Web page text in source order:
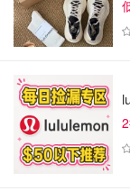
Gucci 古驰这
blonde。刚刚在
刨。眉笔颜色顺